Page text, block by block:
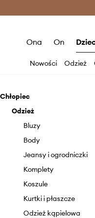
Ona On
Nowości Odzież
Chłopiec
Odzież
Bluzy
Body
Jeansy i ogrodniczki
Komplety
Koszule
Kurtki i płaszcze
Odzież kąpielowa